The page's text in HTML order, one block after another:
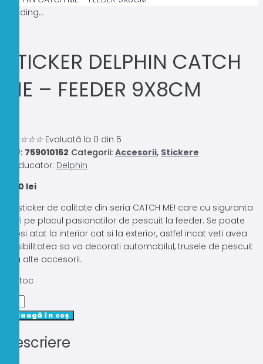
Loading...
STICKER DELPHIN CATCH
ME – FEEDER 9X8CM
☆☆☆☆ Evaluată la 0 din 5
SKU: 759010162 Categorii: Accesorii, Stickere
Producator: Delphin
6,00 lei
Un sticker de calitate din seria CATCH ME! care cu siguranta
va fi pe placul pasionatilor de pescuit la feeder. Se poate
folosi atat la interior cat si la exterior, astfel incat veti avea
posibilitatea sa va decorati automobilul, trusele de pescuit
sau alte accesorii.
În stoc
STICKER
CATCH
Adaugă în coș
Descriere